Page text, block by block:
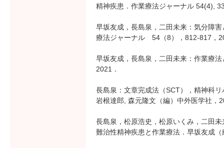
精神疾患．作業療法ジャーナル 54(4),
早坂友成，長島泉，二田未来：気分障
療法ジャーナル 54（8），812-817，
早坂友成，長島泉，二田未来：作業療
2021．
長島泉：文章完成法（SCT），精神科
岩根達郎, 森元隆文（編）中外医学社，
長島泉，松原浩史，松原いくみ，二田
難治性精神疾患と作業療法．早坂友成